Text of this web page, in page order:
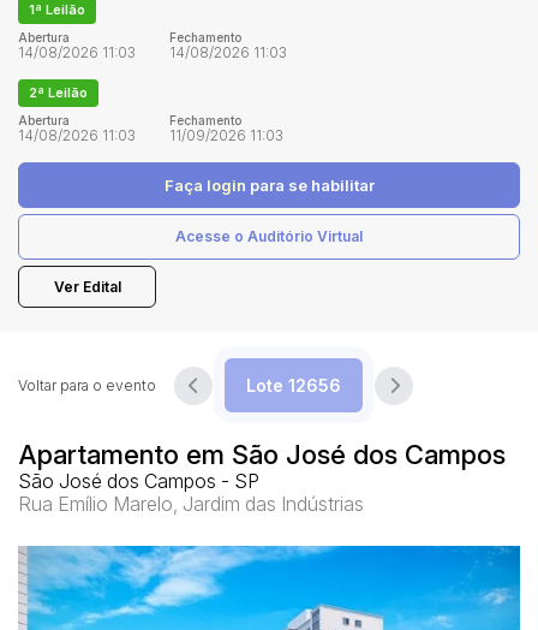
Bairro
Judiciais
Faixa de valor
1ª Leilão
Abertura
14/08/2026 11:03
Fechamento
14/08/2026 11:03
2ª Leilão
Abertura
14/08/2026 11:03
Fechamento
11/09/2026 11:03
Faça login para se habilitar
Acesse o Auditório Virtual
Ver Edital
Apartamento em São José dos Campos
São José dos Campos - SP
Rua Emílio Marelo, Jardim das Indústrias
Voltar para o evento